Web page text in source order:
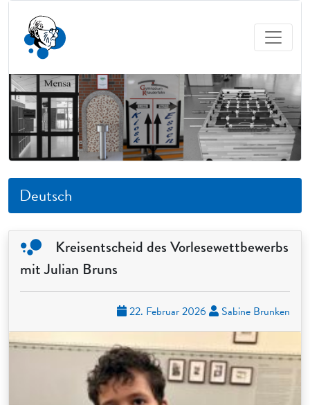
Deutsch
Kreisentscheid des Vorlesewettbewerbs
mit Julian Bruns
22. Februar 2026 Sabine Brunken